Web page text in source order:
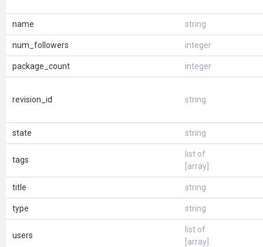
name string
num_followers integer
package_count integer
revision_id string
state string
tags
list of
[array]
title string
type string
users
list of
[array]